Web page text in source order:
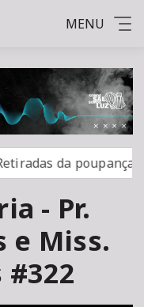
MENU
da poupança
- Pr.
e Miss.
#322